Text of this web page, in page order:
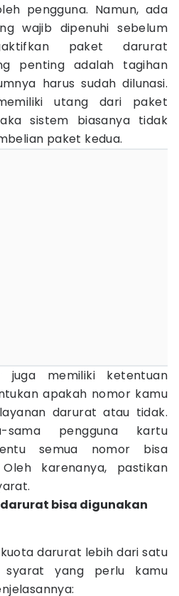
pengguna. Namun, ada
wajib dipenuhi sebelum
paket darurat
penting adalah tagihan
harus sudah dilunasi.
utang dari paket
sistem biasanya tidak
paket kedua.
juga memiliki ketentuan
apakah nomor kamu
darurat atau tidak.
sama pengguna kartu
semua nomor bisa
karenanya, pastikan
bisa digunakan
darurat lebih dari satu
yang perlu kamu